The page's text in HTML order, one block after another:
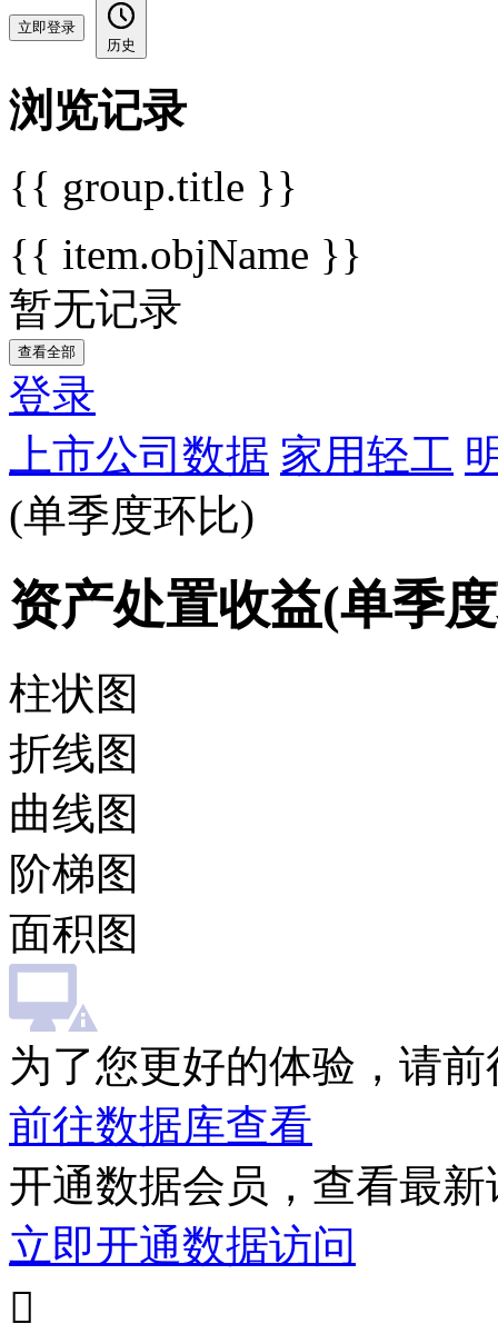
立即登录
历史
浏览记录
{{ group.title }}
{{ item.objName }}
暂无记录
查看全部
登录
上市公司数据 家用轻工
(单季度环比)
资产处置收益(单季
柱状图
折线图
曲线图
阶梯图
面积图
为了您更好的体验，请
前往数据库查看
开通数据会员，查看最
立即开通数据访问
